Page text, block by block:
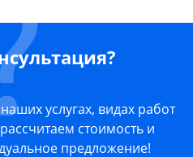
услугах, видах работ
стоимость и
предложение!